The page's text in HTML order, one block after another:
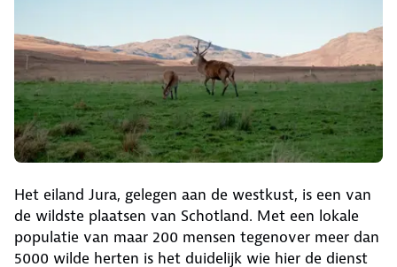
Het eiland Jura, gelegen aan de westkust, is een van
de wildste plaatsen van Schotland. Met een lokale
populatie van maar 200 mensen tegenover meer dan
5000 wilde herten is het duidelijk wie hier de dienst